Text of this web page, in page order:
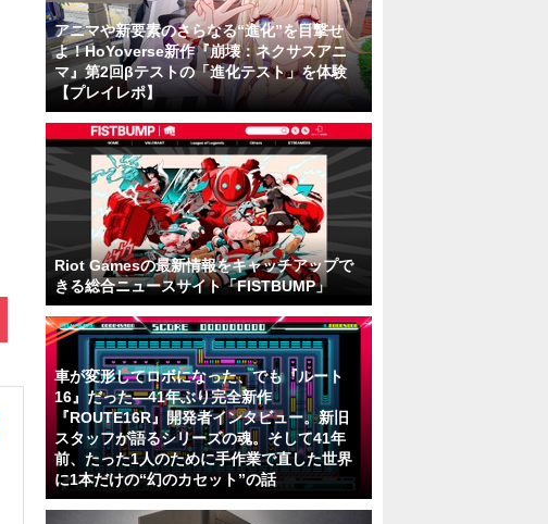
アニマや新要素のさらなる“進化”を目撃せ
よ！HoYoverse新作『崩壊：ネクサスアニ
マ』第2回βテストの「進化テスト」を体験
【プレイレポ】
Riot Gamesの最新情報をキャッチアップで
きる総合ニュースサイト「FISTBUMP」
車が変形してロボになった、でも『ルート
16』だった―41年ぶり完全新作
『ROUTE16R』開発者インタビュー。新旧
スタッフが語るシリーズの魂。そして41年
前、たった1人のために手作業で直した世界
に1本だけの“幻のカセット”の話